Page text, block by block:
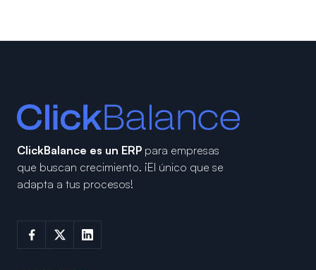
ClickBalance es un ERP para empresas
que buscan crecimiento. ¡El único que se
adapta a tus procesos!